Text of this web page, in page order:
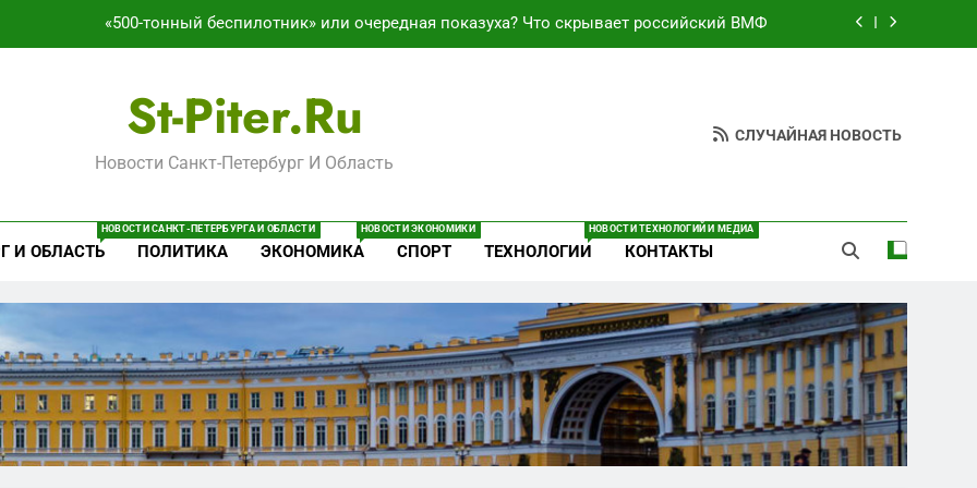
«500-тонный беспилотник» или очередная показуха? Что скрывает российский ВМФ
Что происходит в калининградском анклаве: военные изымают спирт «для защиты Отечества»
Перезагрузка в Удмуртии: Отставка Бречалова как результат управленческих провалов и
Зачистка неба: Силовой передел авиаотрасли
St-Piter.ru
Новости Санкт-Петербург И Область
СЛУЧАЙНАЯ НОВОСТЬ
И ОБЛАСТЬ
НОВОСТИ САНКТ-ПЕТЕРБУРГА И ОБЛАСТИ
ПОЛИТИКА ЭКОНОМИКА
НОВОСТИ ЭКОНОМИКИ
СПОРТ ТЕХНОЛОГИИ
НОВОСТИ ТЕХНОЛОГИЙ И МЕДИА
КОНТАКТЫ